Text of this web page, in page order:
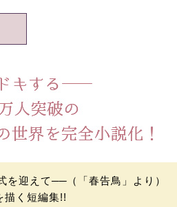
を迎えて── （「春告鳥」より）
描く短編集!!